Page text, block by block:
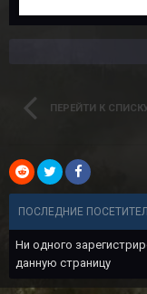
ПЕРЕЙТИ К
ПОСЛЕДНИЕ
Ни одного
данную страницу